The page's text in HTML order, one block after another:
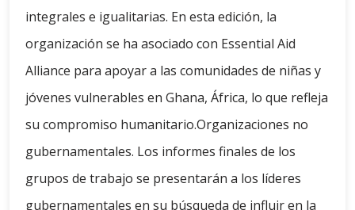
integrales e igualitarias. En esta edición, la
organización se ha asociado con Essential Aid
Alliance para apoyar a las comunidades de niñas y
jóvenes vulnerables en Ghana, África, lo que refleja
su compromiso humanitario.Organizaciones no
gubernamentales. Los informes finales de los
grupos de trabajo se presentarán a los líderes
gubernamentales en su búsqueda de influir en la